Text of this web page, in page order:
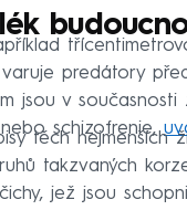
predátory
jsou v
schizofrenie,
těch nejmenších
takzvaných
jež jsou